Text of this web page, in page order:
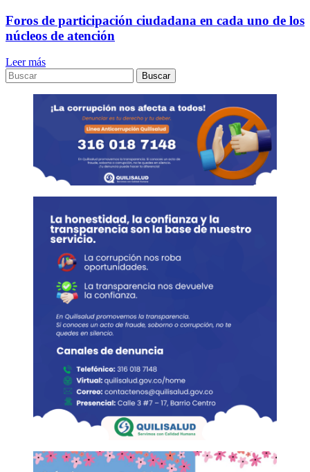
Foros de participación ciudadana en cada uno de los
núcleos de atención
Leer más